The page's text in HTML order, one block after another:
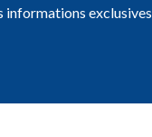
informations exclusives